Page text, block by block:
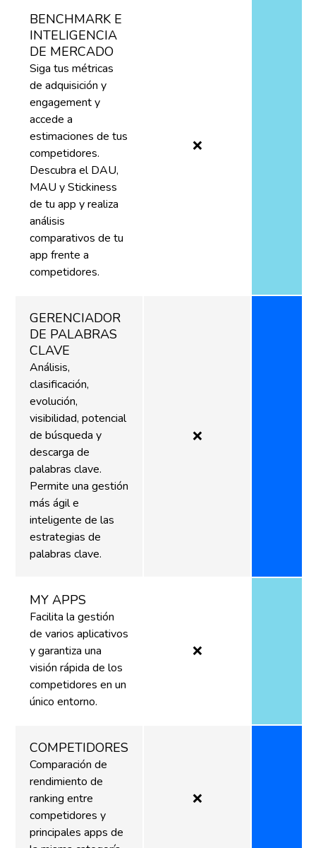
BENCHMARK E
INTELIGENCIA
DE MERCADO
Siga tus métricas
de adquisición y
engagement y
accede a
estimaciones de tus
competidores.
Descubra el DAU,
MAU y Stickiness
de tu app y realiza
análisis
comparativos de tu
app frente a
competidores.
❌
GERENCIADOR
DE PALABRAS
CLAVE
Análisis,
clasificación,
evolución,
visibilidad, potencial
de búsqueda y
descarga de
palabras clave.
Permite una gestión
más ágil e
inteligente de las
estrategias de
palabras clave.
❌
MY APPS
Facilita la gestión
de varios aplicativos
y garantiza una
visión rápida de los
competidores en un
único entorno.
❌
COMPETIDORES
Comparación de
rendimiento de
ranking entre
competidores y
principales apps de
❌